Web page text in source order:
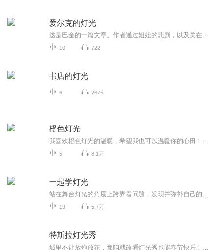
爱尔克的灯光
10 722
书店的灯光
6 2675
橙色灯光
5 8.1万
一起学灯光
19 5.7万
特斯拉灯光秀